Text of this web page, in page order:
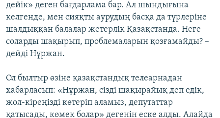
дейік» деген бағдарлама бар. Ал шындығына
келгенде, мен сияқты аурудың басқа да түрлеріне
шалдыққан балалар жетерлік Қазақстанда. Неге
соларды шақырып, проблемаларын қозғамайды? –
дейді Нұржан.
Ол былтыр өзіне қазақстандық телеарнадан
хабарласып: «Нұржан, сізді шақырайық деп едік,
жол-кіреңізді көтеріп аламыз, депутаттар
қатысады, көмек болар» дегенін еске алды. Алайда